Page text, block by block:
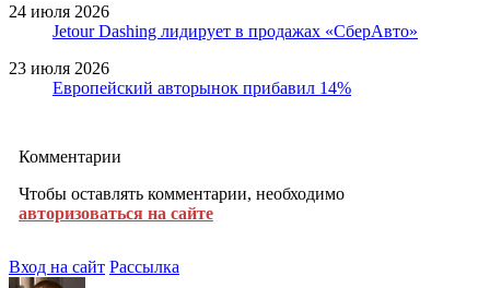
24 июля 2026
Jetour Dashing лидирует в продажах «СберАвто»
23 июля 2026
Европейский авторынок прибавил 14%
Комментарии
Чтобы оставлять комментарии, необходимо
авторизоваться на сайте
Вход на сайт Рассылка